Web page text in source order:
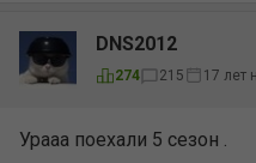
DNS2012
274 215 17 лет
Урааа поехали 5 сезон .